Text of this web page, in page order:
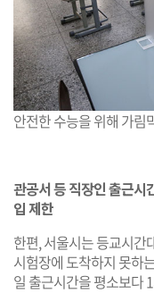
안전한 수능을 위해 가림
관공서 등 직장인 출근
입 제한
한편, 서울시는 등교시간
시험장에 도착하지 못하
일 출근시간을 평소보다